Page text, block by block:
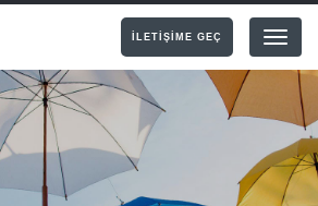
Menu
İLETİŞİME GEÇ